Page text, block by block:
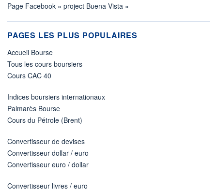
Page Facebook « project Buena Vista »
PAGES LES PLUS POPULAIRES
Accueil Bourse
Tous les cours boursiers
Cours CAC 40
Indices boursiers internationaux
Palmarès Bourse
Cours du Pétrole (Brent)
Convertisseur de devises
Convertisseur dollar / euro
Convertisseur euro / dollar
Convertisseur livres / euro